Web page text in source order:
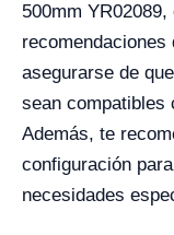
500mm
recomendaciones
asegurarse de
sean compatibles
Además, te
configuración
necesidades